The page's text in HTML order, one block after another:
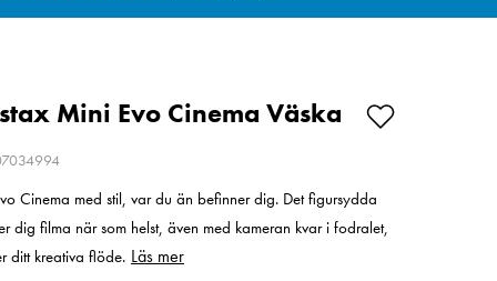
Mini Evo Cinema Väska
Cinema med stil, var du än befinner dig. Det figursydda
dig filma när som helst, även med kameran kvar i fodralet,
ditt kreativa flöde. Läs mer